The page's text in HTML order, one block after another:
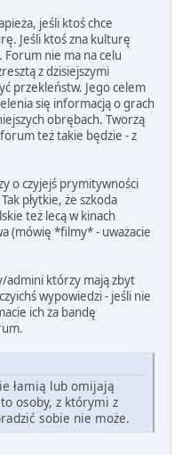
jeśli ktoś chce
Jeśli ktoś zna kulturę
Forum nie ma na celu
z dzisiejszymi
przekleństw. Jego celem
się informacją o grach
obrębach. Tworzą
też takie będzie - z
o czyjejś prymitywności
płytkie, że szkoda
też lecą w kinach
(mówię *filmy* - uważacie
admini którzy mają zbyt
wypowiedzi - jeśli nie
ich za bandę
łamią lub omijają
osoby, z którymi z
sobie nie może.